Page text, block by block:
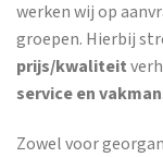
werken wij op
groepen. Hierbij
prijs/kwaliteit
service en
Zowel voor